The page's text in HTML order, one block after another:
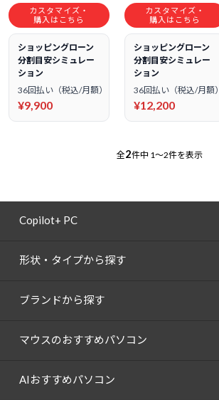
カスタマイズ・
購入はこちら
ショッピングローン
分割目安シミュレー
ション
36回払い（税込/月額）
¥9,900
カスタマイズ・
購入はこちら
ショッピングローン
分割目安シミュレー
ション
36回払い（税込/月額）
¥12,200
全2件中 1～2件を表示
Copilot+ PC
形状・タイプから探す
ブランドから探す
マウスのおすすめパソコン
AIおすすめパソコン